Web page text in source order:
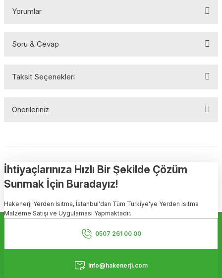
Yorumlar
Soru & Cevap
Taksit Seçenekleri
Önerileriniz
Görüş ve önerileriniz için teşekkür ederiz.
Ürün resmi kalitesiz, bozuk veya görüntülenemiyor.
Ürün açıklamasında eksik bilgiler bulunuyor.
Ürün bilgilerinde hatalar bulunuyor.
Ürün fiyatı diğer sitelerden daha pahalı.
Bu ürüne benzer farklı alternatifler olmalı.
İhtiyaçlarınıza Hızlı Bir Şekilde Çözüm
Sunmak İçin Buradayız!
Hakenerji Yerden Isıtma, İstanbul'dan Tüm Türkiye'ye Yerden Isıtma
Malzeme Satışı ve Uygulaması Yapmaktadır.
0507 261 00 00
info@hakenerji.com